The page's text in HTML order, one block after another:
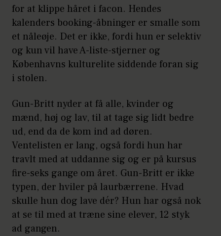
for at klippe håret i facon. Hendes
kalenders booking-åbninger er smalle som
et nåleøje. Det er ikke, fordi hun er selektiv
og kun vil have A-liste-stjerner og
Københavns kulturelite siddende foran sig
i stolen.
Gun-Britt nyder at få alle, kvinder og
mænd, høj og lav, til at tage sig lidt bedre
ud, end da de kom ind ad døren.
Ventelisten er lang, også fordi hun har
travlt med at uddanne sig og er på kursus
fire-seks gange om året. Gun-Britt er ikke
typen, der hviler på laurbærrene. Hvad
skulle hun dog lave dér? Hun har også nok
at se til med at træne sine elever, 12 styk
ad gangen.